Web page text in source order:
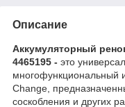
Описание
Аккумуляторный
4465195 - это
многофункциональный
Change,
соскобления и других